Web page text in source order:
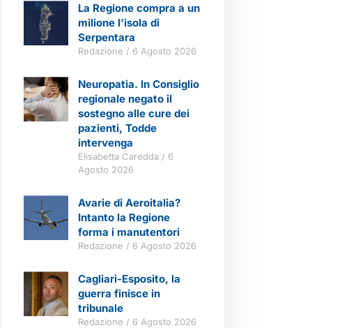
La Regione compra a un
milione l’isola di
Serpentara
Redazione 6 Agosto 2026
Neuropatia. In Consiglio
regionale negato il
sostegno alle cure dei
pazienti, Todde
intervenga
Elisabetta Caredda
6
Agosto 2026
Avarie di Aeroitalia?
Intanto la Regione
forma i manutentori
Redazione 6 Agosto 2026
Cagliari-Esposito, la
guerra finisce in
tribunale
Redazione 6 Agosto 2026